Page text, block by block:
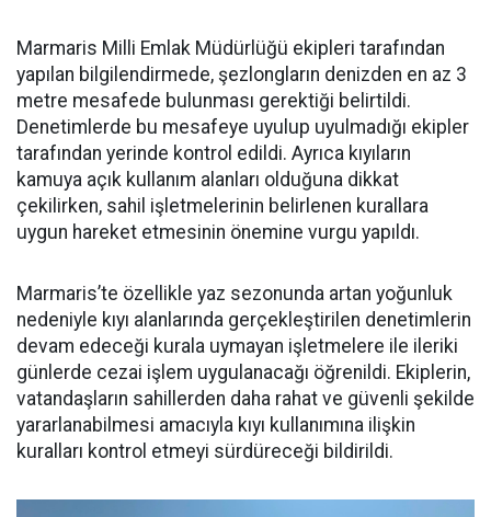
Marmaris Milli Emlak Müdürlüğü ekipleri tarafından
yapılan bilgilendirmede, şezlongların denizden en az 3
metre mesafede bulunması gerektiği belirtildi.
Denetimlerde bu mesafeye uyulup uyulmadığı ekipler
tarafından yerinde kontrol edildi. Ayrıca kıyıların
kamuya açık kullanım alanları olduğuna dikkat
çekilirken, sahil işletmelerinin belirlenen kurallara
uygun hareket etmesinin önemine vurgu yapıldı.
Marmaris’te özellikle yaz sezonunda artan yoğunluk
nedeniyle kıyı alanlarında gerçekleştirilen denetimlerin
devam edeceği kurala uymayan işletmelere ile ileriki
günlerde cezai işlem uygulanacağı öğrenildi. Ekiplerin,
vatandaşların sahillerden daha rahat ve güvenli şekilde
yararlanabilmesi amacıyla kıyı kullanımına ilişkin
kuralları kontrol etmeyi sürdüreceği bildirildi.